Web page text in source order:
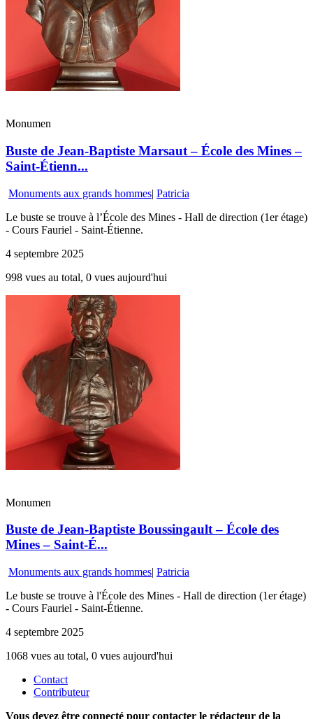
Monumen
Buste de Jean-Baptiste Marsaut – École des Mines –
Saint-Étienn...
Monuments aux grands hommes| Patricia
Le buste se trouve à l’École des Mines - Hall de direction (1er étage)
- Cours Fauriel - Saint-Étienne.
4 septembre 2025
998 vues au total, 0 vues aujourd'hui
Monumen
Buste de Jean-Baptiste Boussingault – École des
Mines – Saint-É...
Monuments aux grands hommes| Patricia
Le buste se trouve à l'École des Mines - Hall de direction (1er étage)
- Cours Fauriel - Saint-Étienne.
4 septembre 2025
1068 vues au total, 0 vues aujourd'hui
Contact
Contributeur
Vous devez être connecté pour contacter le rédacteur de la